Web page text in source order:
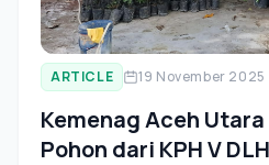
ARTICLE 19 November 2025
Kemenag Aceh
Pohon dari KPH V